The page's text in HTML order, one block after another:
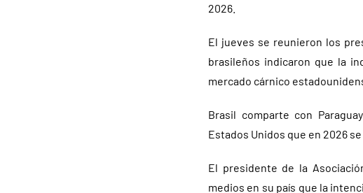
2026.
El jueves se reunieron los
brasileños indicaron que la
mercado cárnico
Brasil comparte con
Estados Unidos que en 2026
El presidente de la
medios en su país que la